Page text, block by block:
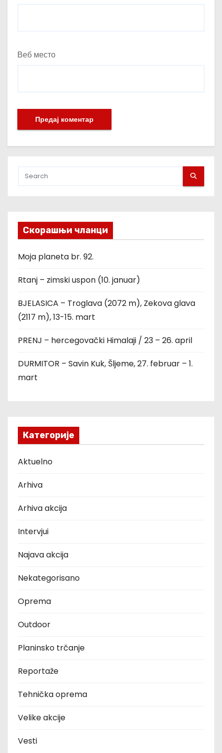
Веб место
Скорашњи чланци
Moja planeta br. 92.
Rtanj – zimski uspon (10. januar)
BJELASICA – Troglava (2072 m), Zekova glava
(2117 m), 13-15. mart
PRENJ – hercegovački Himalaji / 23 – 26. april
DURMITOR – Savin Kuk, Šljeme, 27. februar – 1.
mart
Категорије
Aktuelno
Arhiva
Arhiva akcija
Intervjui
Najava akcija
Nekategorisano
Oprema
Outdoor
Planinsko trčanje
Reportaže
Tehnička oprema
Velike akcije
Vesti